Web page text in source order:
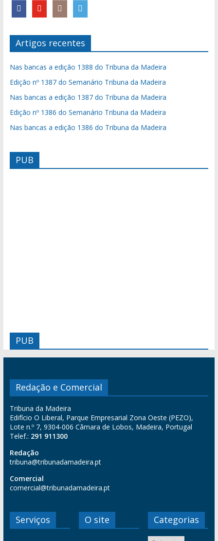
Artigos recentes
Nas bancas a edição 1388 do Tribuna da Madeira
Edição nº 1387 do Semanário Tribuna da Madeira
Nas bancas a edição 1387 do Tribuna da Madeira
Edição nº 1386 do Semanário Tribuna da Madeira
Nas bancas a edição 1386 do Tribuna da Madeira
PUB
PUB
Redação e Comercial
Tribuna da Madeira
Edifício O Liberal, Parque Empresarial Zona Oeste (PEZO),
Lote n.º 7, 9304-006 Câmara de Lobos, Madeira, Portugal
Telef.: 291 911300
Redação
tribuna@tribunadamadeira.pt
Comercial
comercial@tribunadamadeira.pt
Serviços O site Categorias